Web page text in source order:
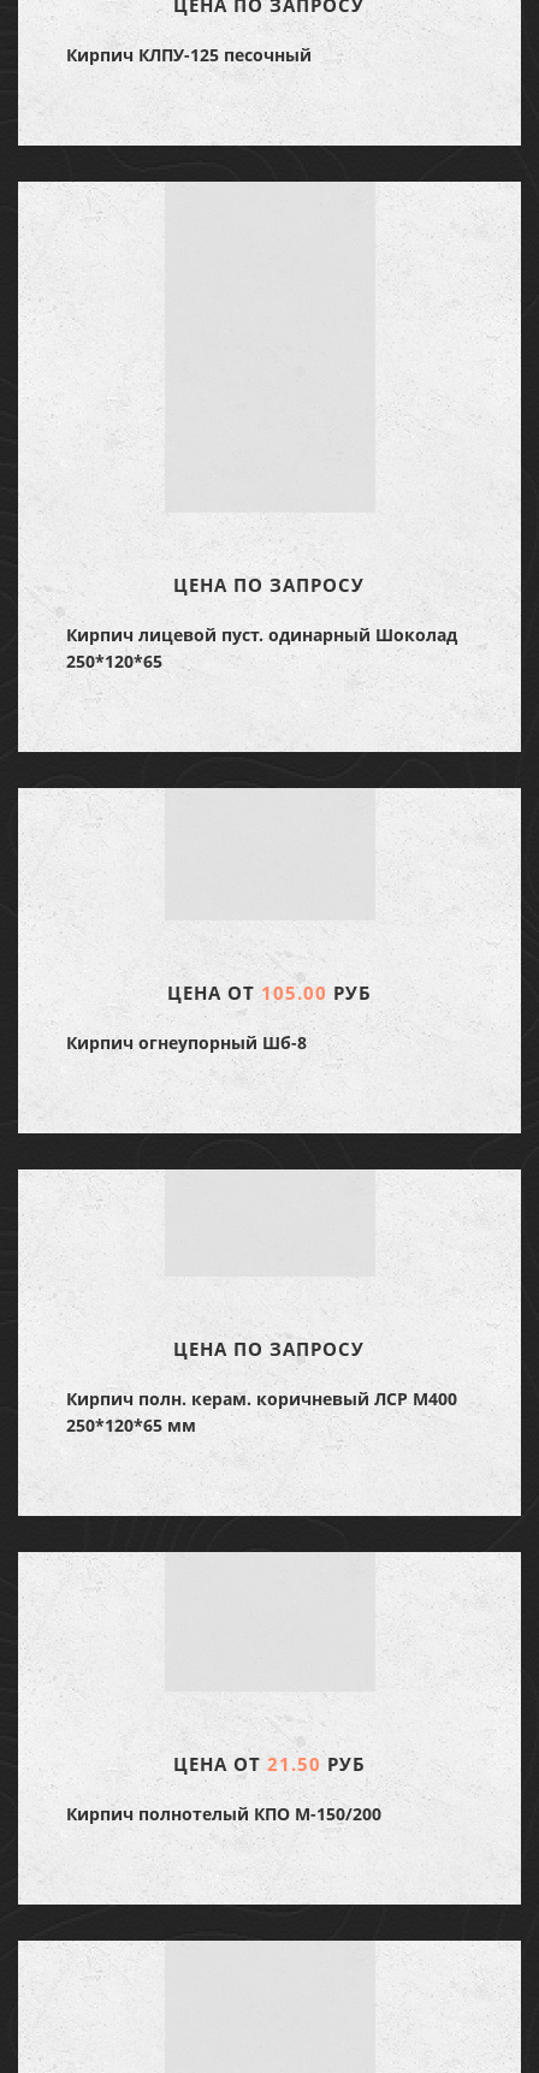
Кирпич КЛПУ-125 песочный
ЦЕНА ПО ЗАПРОСУ
Кирпич лицевой пуст. одинарный Шоколад
250*120*65
ЦЕНА ОТ 105.00 РУБ
Кирпич огнеупорный Шб-8
ЦЕНА ПО ЗАПРОСУ
Кирпич полн. керам. коричневый ЛСР М400
250*120*65 мм
ЦЕНА ОТ 21.50 РУБ
Кирпич полнотелый КПО М-150/200